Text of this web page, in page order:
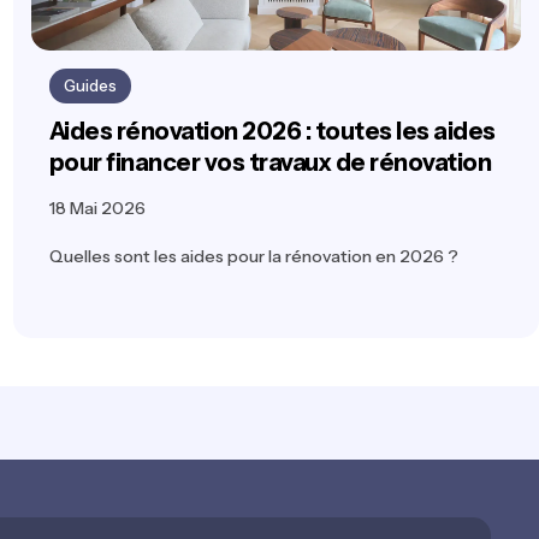
Guides
Aides rénovation 2026 : toutes les aides
pour financer vos travaux de rénovation
18 Mai 2026
Quelles sont les aides pour la rénovation en 2026 ?